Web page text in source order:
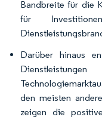
Bandbreite für die
für
Darüber hinaus
den meisten
zeigen die